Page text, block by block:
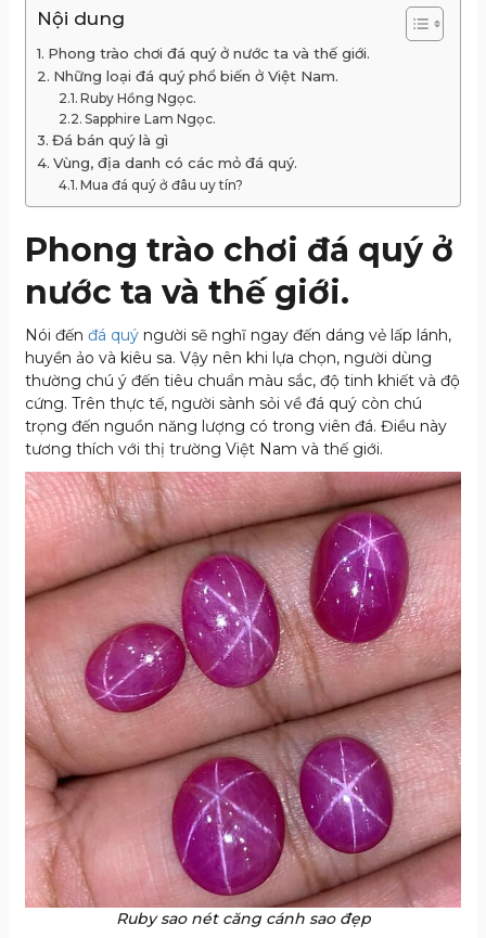
Nội dung
Phong trào chơi đá quý ở nước ta và thế giới.
Những loại đá quý phổ biến ở Việt Nam.
Ruby Hồng Ngọc.
Sapphire Lam Ngọc.
Đá bán quý là gì
Vùng, địa danh có các mỏ đá quý.
Mua đá quý ở đâu uy tín?
Phong trào chơi đá quý ở
nước ta và thế giới.
Nói đến đá quý người sẽ nghĩ ngay đến dáng vẻ lấp lánh,
huyền ảo và kiêu sa. Vậy nên khi lựa chọn, người dùng
thường chú ý đến tiêu chuẩn màu sắc, độ tinh khiết và độ
cứng. Trên thực tế, người sành sỏi về đá quý còn chú
trọng đến nguồn năng lượng có trong viên đá. Điều này
tương thích với thị trường Việt Nam và thế giới.
Ruby sao nét căng cánh sao đẹp